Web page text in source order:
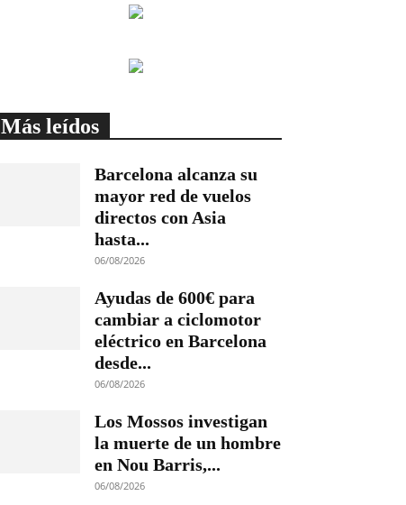
Más leídos
Barcelona alcanza su
mayor red de vuelos
directos con Asia
hasta...
06/08/2026
Ayudas de 600€ para
cambiar a ciclomotor
eléctrico en Barcelona
desde...
06/08/2026
Los Mossos investigan
la muerte de un hombre
en Nou Barris,...
06/08/2026